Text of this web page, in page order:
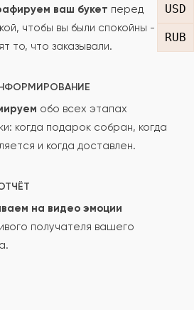
USD
RUB
после проверки.
ваш букет перед
чтобы вы были спокойны -
то, что заказывали.
обо всех этапах
когда подарок собран, когда
и когда доставлен.
на видео эмоции
получателя вашего